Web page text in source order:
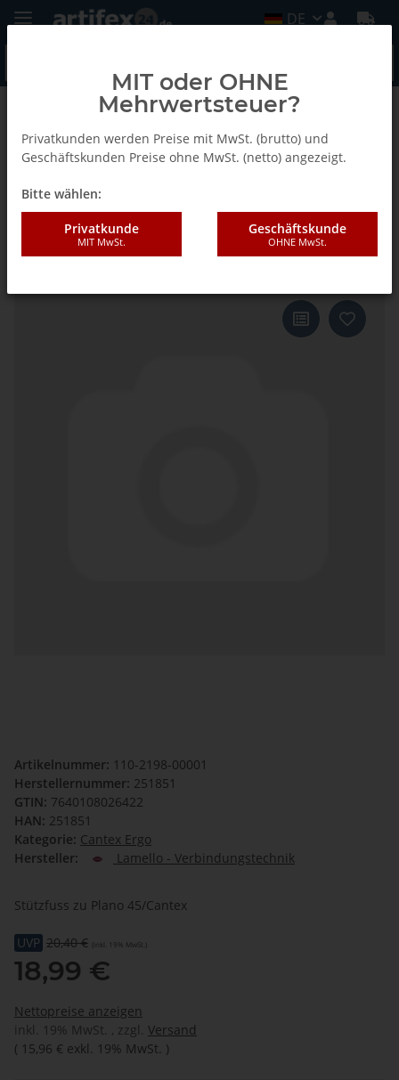
DE
Zurück zur Liste Cantex Ergo
Lamello Stützfuss komplett mit
Schrauben, für Plano 45
S2,Cantex
Artikelnummer: 110-2198-00001
Herstellernummer: 251851
GTIN: 7640108026422
HAN: 251851
Kategorie: Cantex Ergo
Hersteller:
Lamello - Verbindungstechnik
Stützfuss zu Plano 45/Cantex
UVP 20,40 € (inkl. 19% MwSt.)
18,99 €
Nettopreise anzeigen
inkl. 19% MwSt. , zzgl. Versand
( 15,96 € exkl. 19% MwSt. )
MIT oder OHNE
Mehrwertsteuer?
Privatkunden werden Preise mit MwSt. (brutto) und
Geschäftskunden Preise ohne MwSt. (netto) angezeigt.
Bitte wählen:
Privatkunde
MIT MwSt.
Geschäftskunde
OHNE MwSt.